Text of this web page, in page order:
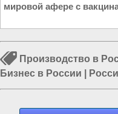
мировой афере с
Производство в
Бизнес в России
Сделано в России|